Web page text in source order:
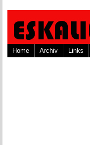
Home Archiv Links